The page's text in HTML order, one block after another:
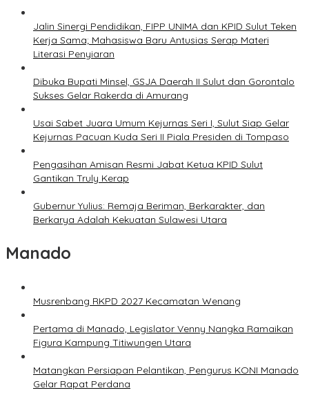
Jalin Sinergi Pendidikan, FIPP UNIMA dan KPID Sulut Teken
Kerja Sama; Mahasiswa Baru Antusias Serap Materi
Literasi Penyiaran
Dibuka Bupati Minsel, GSJA Daerah II Sulut dan Gorontalo
Sukses Gelar Rakerda di Amurang
Usai Sabet Juara Umum Kejurnas Seri I, Sulut Siap Gelar
Kejurnas Pacuan Kuda Seri II Piala Presiden di Tompaso
Pengasihan Amisan Resmi Jabat Ketua KPID Sulut
Gantikan Truly Kerap
Gubernur Yulius: Remaja Beriman, Berkarakter, dan
Berkarya Adalah Kekuatan Sulawesi Utara
Manado
Musrenbang RKPD 2027 Kecamatan Wenang
Pertama di Manado, Legislator Venny Nangka Ramaikan
Figura Kampung Titiwungen Utara
Matangkan Persiapan Pelantikan, Pengurus KONI Manado
Gelar Rapat Perdana